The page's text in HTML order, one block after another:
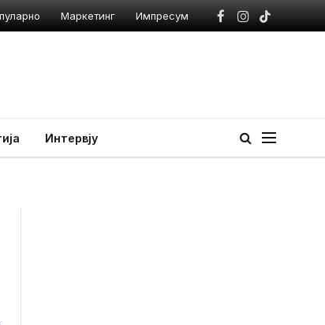
Маркетинг Импресум
Facebook
Instagram
TikTok
Интервју